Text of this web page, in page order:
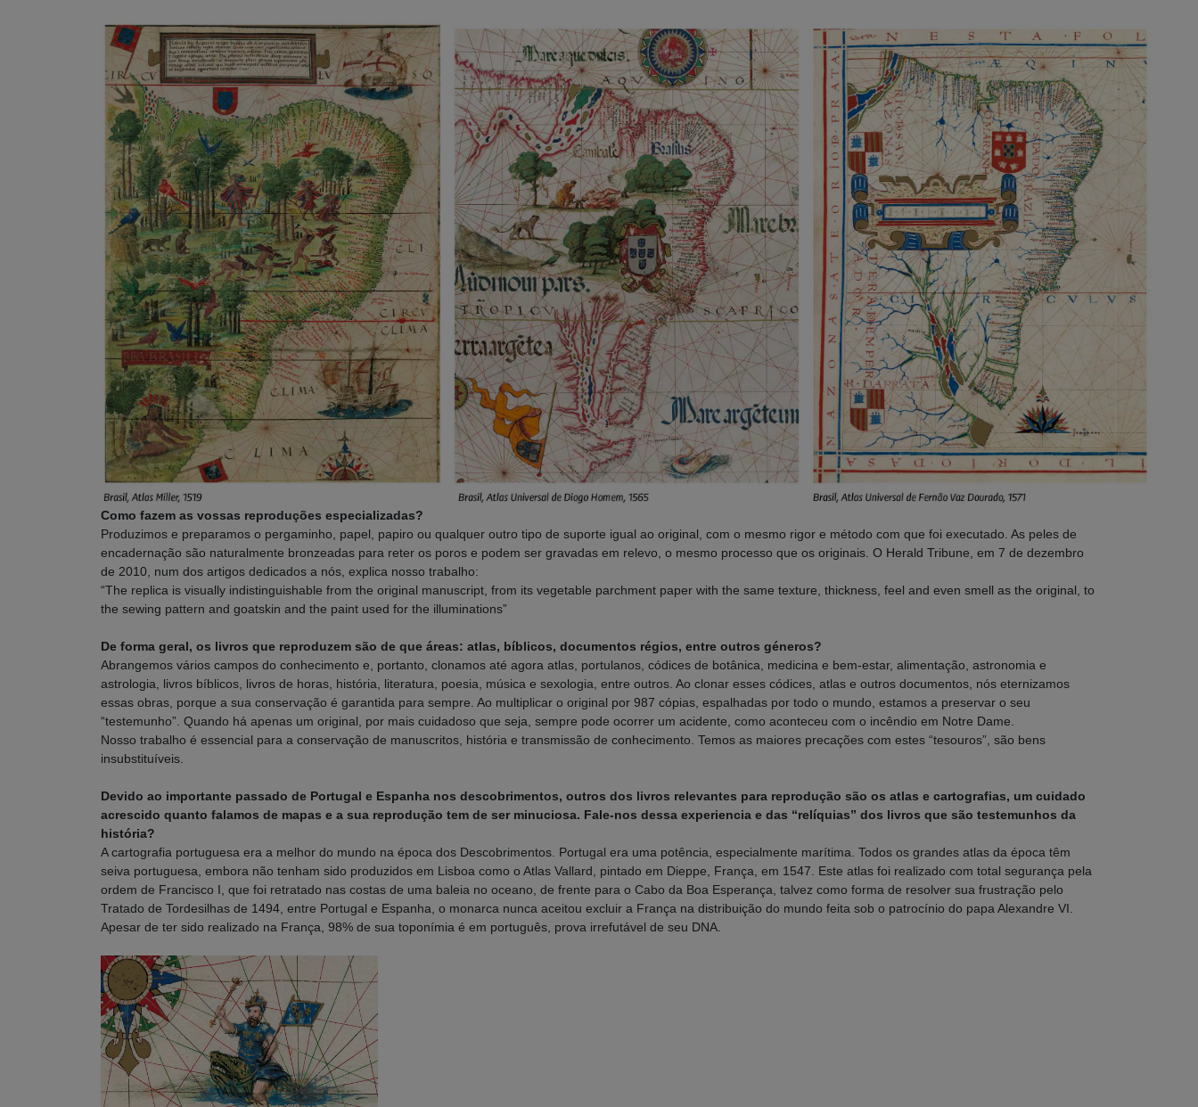
Como fazem as vossas reproduções especializadas?
Produzimos e preparamos o pergaminho, papel, papiro ou qualquer outro tipo de suporte igual ao original, com o mesmo rigor e método com que foi executado. As peles de
encadernação são naturalmente bronzeadas para reter os poros e podem ser gravadas em relevo, o mesmo processo que os originais. O Herald Tribune, em 7 de dezembro
de 2010, num dos artigos dedicados a nós, explica nosso trabalho:
“The replica is visually indistinguishable from the original manuscript, from its vegetable parchment paper with the same texture, thickness, feel and even smell as the original, to
the sewing pattern and goatskin and the paint used for the illuminations”
De forma geral, os livros que reproduzem são de que áreas: atlas, bíblicos, documentos régios, entre outros géneros?
Abrangemos vários campos do conhecimento e, portanto, clonamos até agora atlas, portulanos, códices de botânica, medicina e bem-estar, alimentação, astronomia e
astrologia, livros bíblicos, livros de horas, história, literatura, poesia, música e sexologia, entre outros. Ao clonar esses códices, atlas e outros documentos, nós eternizamos
essas obras, porque a sua conservação é garantida para sempre. Ao multiplicar o original por 987 cópias, espalhadas por todo o mundo, estamos a preservar o seu
“testemunho”. Quando há apenas um original, por mais cuidadoso que seja, sempre pode ocorrer um acidente, como aconteceu com o incêndio em Notre Dame.
Nosso trabalho é essencial para a conservação de manuscritos, história e transmissão de conhecimento. Temos as maiores precações com estes “tesouros”, são bens
insubstituíveis.
Devido ao importante passado de Portugal e Espanha nos descobrimentos, outros dos livros relevantes para reprodução são os atlas e cartografias, um cuidado
acrescido quanto falamos de mapas e a sua reprodução tem de ser minuciosa. Fale-nos dessa experiencia e das “relíquias” dos livros que são testemunhos da
história?
A cartografia portuguesa era a melhor do mundo na época dos Descobrimentos. Portugal era uma potência, especialmente marítima. Todos os grandes atlas da época têm
seiva portuguesa, embora não tenham sido produzidos em Lisboa como o Atlas Vallard, pintado em Dieppe, França, em 1547. Este atlas foi realizado com total segurança pela
ordem de Francisco I, que foi retratado nas costas de uma baleia no oceano, de frente para o Cabo da Boa Esperança, talvez como forma de resolver sua frustração pelo
Tratado de Tordesilhas de 1494, entre Portugal e Espanha, o monarca nunca aceitou excluir a França na distribuição do mundo feita sob o patrocínio do papa Alexandre VI.
Apesar de ter sido realizado na França, 98% de sua toponímia é em português, prova irrefutável de seu DNA.